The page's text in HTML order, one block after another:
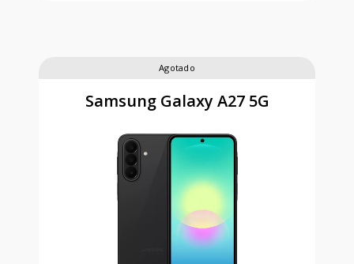
Agotado
Samsung Galaxy A27 5G